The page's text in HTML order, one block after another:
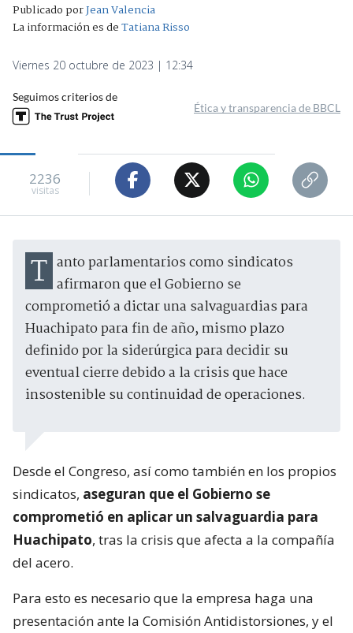
Publicado porJean Valencia
La información es deTatiana Risso
Viernes 20 octubre de 2023 | 12:34
Seguimos criterios de
Ética y transparencia de BBCL
2236
visitas
Tanto parlamentarios como sindicatos afirmaron que el Gobierno se
comprometió a dictar una salvaguardias para
Huachipato para fin de año, mismo plazo
definido por la siderúrgica para decidir su
eventual cierre debido a la crisis que hace
insostenible su continuidad de operaciones.
Desde el Congreso, así como también en los propios
sindicatos, aseguran que el Gobierno se
comprometió en aplicar un salvaguardia para
Huachipato, tras la crisis que afecta a la compañía
del acero.
Para esto es necesario que la empresa haga una
presentación ante la Comisión Antidistorsiones, y el